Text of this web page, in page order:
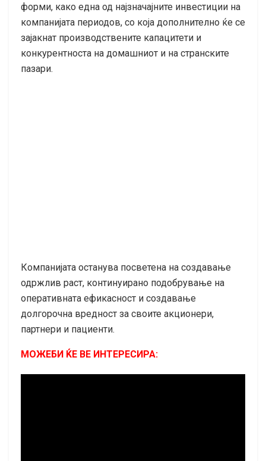
форми, како една од најзначајните инвестиции на
компанијата периодов, со која дополнително ќе се
зајакнат производствените капацитети и
конкурентноста на домашниот и на странските
пазари.
Компанијата останува посветена на создавање
одржлив раст, континуирано подобрување на
оперативната ефикасност и создавање
долгорочна вредност за своите акционери,
партнери и пациенти.
МОЖЕБИ ЌЕ ВЕ ИНТЕРЕСИРА: